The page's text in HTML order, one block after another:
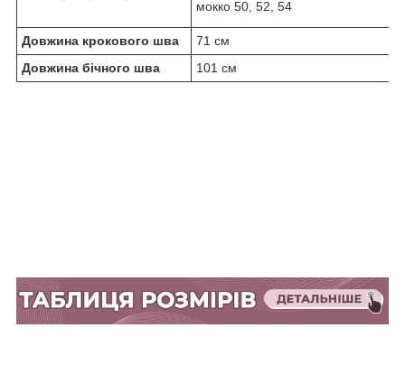
мокко 50, 52, 54
Довжина крокового шва
71 см
Довжина бічного шва
101 см